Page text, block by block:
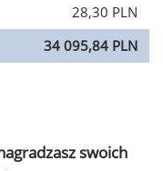
28,30 PLN
34 095,84 PLN
swoich